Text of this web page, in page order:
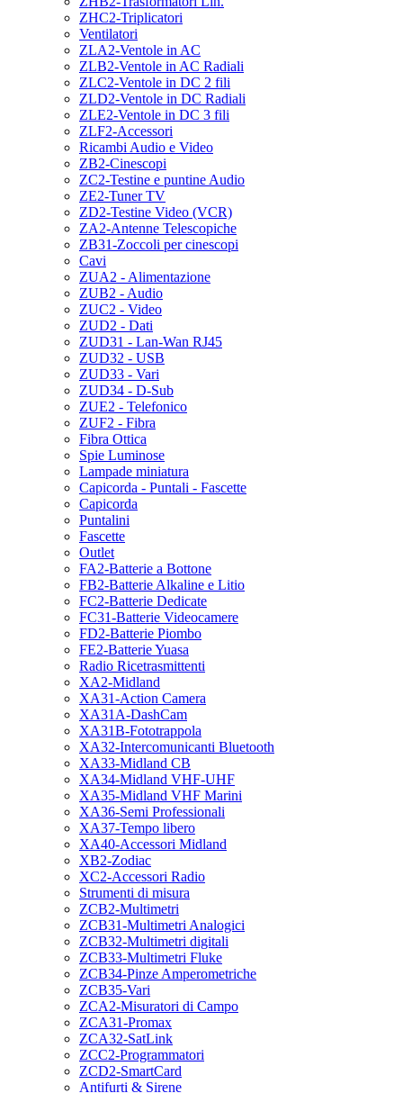
ZHC2-Triplicatori
Ventilatori
ZLA2-Ventole in AC
ZLB2-Ventole in AC Radiali
ZLC2-Ventole in DC 2 fili
ZLD2-Ventole in DC Radiali
ZLE2-Ventole in DC 3 fili
ZLF2-Accessori
Ricambi Audio e Video
ZB2-Cinescopi
ZC2-Testine e puntine Audio
ZE2-Tuner TV
ZD2-Testine Video (VCR)
ZA2-Antenne Telescopiche
ZB31-Zoccoli per cinescopi
Cavi
ZUA2 - Alimentazione
ZUB2 - Audio
ZUC2 - Video
ZUD2 - Dati
ZUD31 - Lan-Wan RJ45
ZUD32 - USB
ZUD33 - Vari
ZUD34 - D-Sub
ZUE2 - Telefonico
ZUF2 - Fibra
Fibra Ottica
Spie Luminose
Lampade miniatura
Capicorda - Puntali - Fascette
Capicorda
Puntalini
Fascette
Outlet
FA2-Batterie a Bottone
FB2-Batterie Alkaline e Litio
FC2-Batterie Dedicate
FC31-Batterie Videocamere
FD2-Batterie Piombo
FE2-Batterie Yuasa
Radio Ricetrasmittenti
XA2-Midland
XA31-Action Camera
XA31A-DashCam
XA31B-Fototrappola
XA32-Intercomunicanti Bluetooth
XA33-Midland CB
XA34-Midland VHF-UHF
XA35-Midland VHF Marini
XA36-Semi Professionali
XA37-Tempo libero
XA40-Accessori Midland
XB2-Zodiac
XC2-Accessori Radio
Strumenti di misura
ZCB2-Multimetri
ZCB31-Multimetri Analogici
ZCB32-Multimetri digitali
ZCB33-Multimetri Fluke
ZCB34-Pinze Amperometriche
ZCB35-Vari
ZCA2-Misuratori di Campo
ZCA31-Promax
ZCA32-SatLink
ZCC2-Programmatori
ZCD2-SmartCard
Antifurti & Sirene